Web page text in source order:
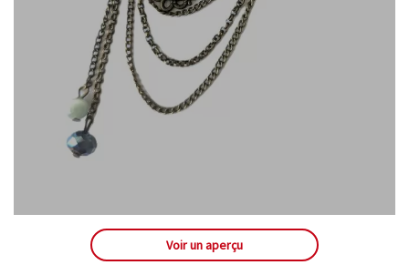
Voir un aperçu